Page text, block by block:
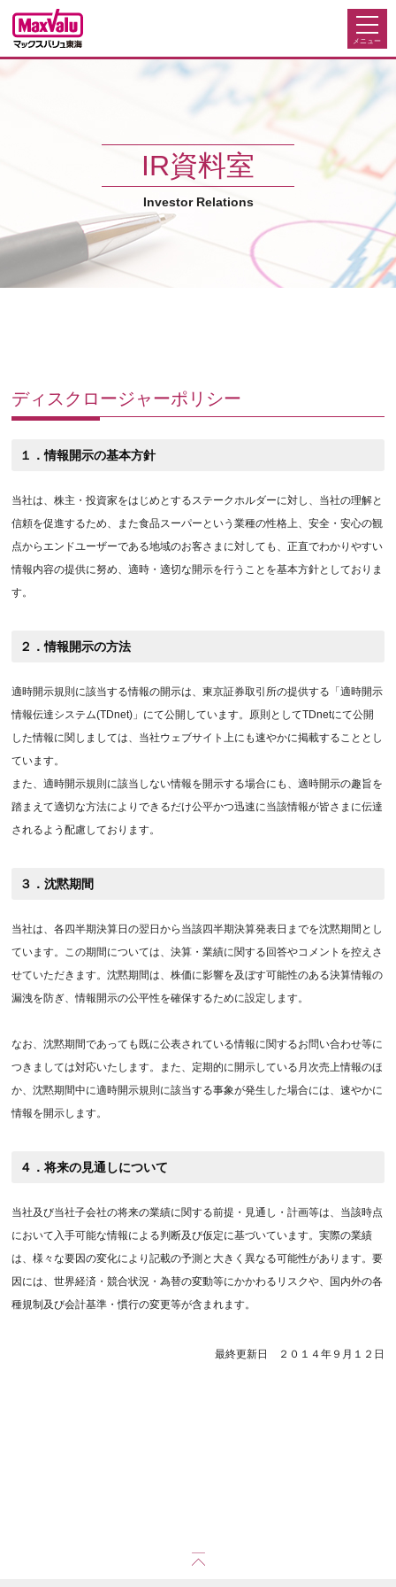
IR資料室
Investor Relations
ディスクロージャーポリシー
１．情報開示の基本方針
当社は、株主・投資家をはじめとするステークホルダーに対し、当社の理解と
信頼を促進するため、また食品スーパーという業種の性格上、安全・安心の観
点からエンドユーザーである地域のお客さまに対しても、正直でわかりやすい
情報内容の提供に努め、適時・適切な開示を行うことを基本方針としておりま
す。
２．情報開示の方法
適時開示規則に該当する情報の開示は、東京証券取引所の提供する「適時開示
情報伝達システム(TDnet)」にて公開しています。原則としてTDnetにて公開
した情報に関しましては、当社ウェブサイト上にも速やかに掲載することとし
ています。
また、適時開示規則に該当しない情報を開示する場合にも、適時開示の趣旨を
踏まえて適切な方法によりできるだけ公平かつ迅速に当該情報が皆さまに伝達
されるよう配慮しております。
３．沈黙期間
当社は、各四半期決算日の翌日から当該四半期決算発表日までを沈黙期間とし
ています。この期間については、決算・業績に関する回答やコメントを控えさ
せていただきます。沈黙期間は、株価に影響を及ぼす可能性のある決算情報の
漏洩を防ぎ、情報開示の公平性を確保するために設定します。
なお、沈黙期間であっても既に公表されている情報に関するお問い合わせ等に
つきましては対応いたします。また、定期的に開示している月次売上情報のほ
か、沈黙期間中に適時開示規則に該当する事象が発生した場合には、速やかに
情報を開示します。
４．将来の見通しについて
当社及び当社子会社の将来の業績に関する前提・見通し・計画等は、当該時点
において入手可能な情報による判断及び仮定に基づいています。実際の業績
は、様々な要因の変化により記載の予測と大きく異なる可能性があります。要
因には、世界経済・競合状況・為替の変動等にかかわるリスクや、国内外の各
種規制及び会計基準・慣行の変更等が含まれます。
最終更新日 ２０１４年９月１２日